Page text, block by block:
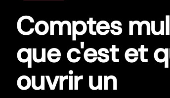
Comptes
que c'est et
ouvrir un